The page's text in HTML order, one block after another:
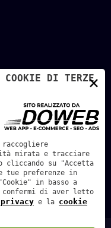
15.00 - 18.30
×
COOKIE DI TERZE
mirata e tracciare
su "Accetta
preferenze in
in basso a
confermi di aver letto
e la cookie